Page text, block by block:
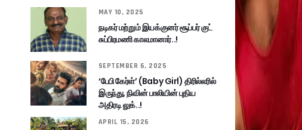
MAY 10, 2025
நடிகர் மற்றும் இயக்குனர் சூப்பர் குட்
சுப்பிரமணி காலமானார்..!
SEPTEMBER 6, 2025
‘பேபி கேர்ள்’ (Baby Girl) திரில்லரில்
இருந்து, நிவின் பாலியின் புதிய
அதிரடி லுக்..!
APRIL 15, 2026